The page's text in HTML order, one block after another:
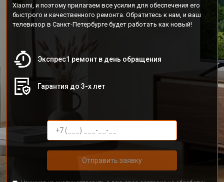
Xiaomi, и поэтому прилагаем все усилия для обеспечения его
быстрого и качественного ремонта. Обратитесь к нам, и ваш
телевизор в Санкт-Петербурге будет работать как новый!
Экспрес1 ремонт в день обращения
Гарантия до 3-х лет
Отправить заявку